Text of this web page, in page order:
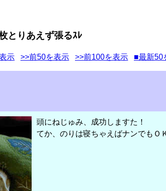
とりあえず張るｽﾚ
示 >>前50を表示 >>前100を表示 ■最新50
頭にねじゅみ、成功しますた！
てか、のりは寝ちゃえばナンでもＯ